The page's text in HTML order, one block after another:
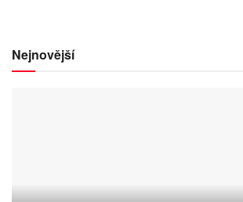
Nejnovější